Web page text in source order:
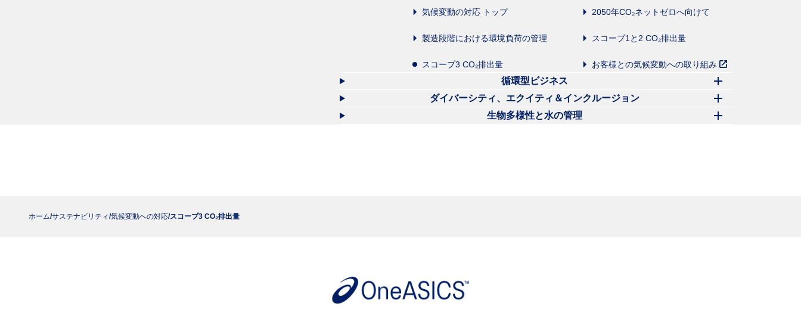
気候変動の対応 トップ 2050年CO₂ネットゼロへ向けて
製造段階における環境負荷の管理 スコープ1と2 CO₂排出量
スコープ3 CO₂排出量 お客様との気候変動への取り組み
循環型ビジネス
ダイバーシティ、エクイティ＆インクルージョン
生物多様性と水の管理
ホーム サステナビリティ 気候変動への対応 スコープ3 CO₂排出量